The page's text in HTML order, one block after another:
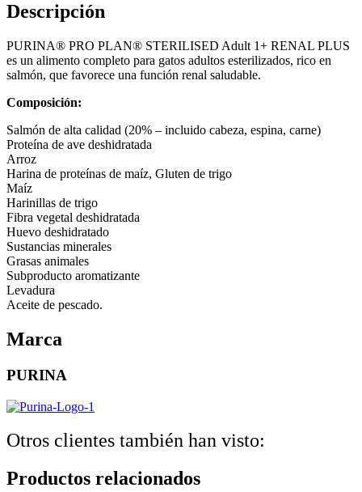
Descripción
PURINA® PRO PLAN® STERILISED Adult 1+ RENAL PLUS
es un alimento completo para gatos adultos esterilizados, rico en
salmón, que favorece una función renal saludable.
Composición:
Salmón de alta calidad (20% – incluido cabeza, espina, carne)
Proteína de ave deshidratada
Arroz
Harina de proteínas de maíz, Gluten de trigo
Maíz
Harinillas de trigo
Fibra vegetal deshidratada
Huevo deshidratado
Sustancias minerales
Grasas animales
Subproducto aromatizante
Levadura
Aceite de pescado.
Marca
PURINA
Otros clientes también han visto:
Productos relacionados